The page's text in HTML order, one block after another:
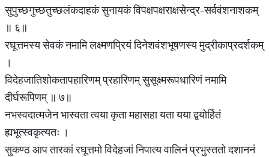
सुपुच्छगुच्छतुच्छलंकदाहकं सुनायकं विपक्षपक्षराक्षसेन्द्र-सर्ववंशनाशकम्
॥ ६॥
रघूत्तमस्य सेवकं नमामि लक्ष्मणप्रियं दिनेशवंशभूषणस्य मुद्रीकाप्रदर्शकम्
।
विदेहजातिशोकतापहारिणम् प्रहारिणम् सुसूक्ष्मरूपधारिणं नमामि
दीर्घरूपिणम् ॥ ७॥
नभस्वदात्मजेन भास्वता त्वया कृता महासहा यता यया द्वयोर्हितं
ह्यभूत्स्वकृत्यतः ।
सुकण्ठ आप तारकां रघूत्तमो विदेहजां निपात्य वालिनं प्रभुस्ततो दशाननं